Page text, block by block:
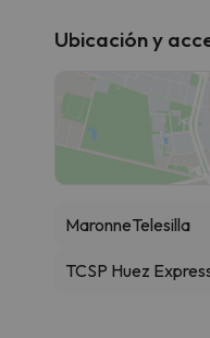
Ubicación y
MaronneTelesilla
TCSP Huez